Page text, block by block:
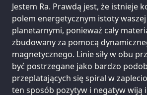
Jestem Ra. Prawdą jest, że istnieje
polem energetycznym istoty waszej
planetarnymi, ponieważ cały
zbudowany za pomocą
magnetycznego. Linie siły w obu
być postrzegane jako bardzo
przeplatających się spiral w
ten sposób pozytyw i negatyw wiją